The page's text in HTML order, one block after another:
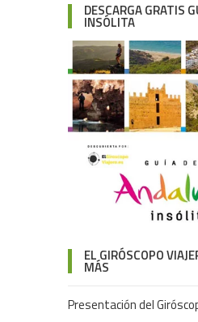
DESCARGA GRATIS
INSÓLITA
EL GIRÓSCOPO
MÁS
Presentación del